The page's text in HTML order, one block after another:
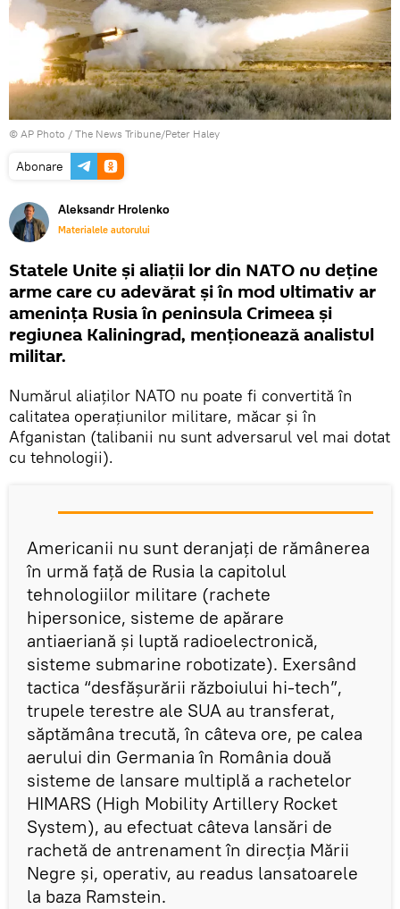
© AP Photo / The News Tribune/Peter Haley
Abonare
Aleksandr Hrolenko
Materialele autorului
Statele Unite și aliații lor din NATO nu deține
arme care cu adevărat și în mod ultimativ ar
amenința Rusia în peninsula Crimeea și
regiunea Kaliningrad, menționează analistul
militar.
Numărul aliaților NATO nu poate fi convertită în
calitatea operațiunilor militare, măcar și în
Afganistan (talibanii nu sunt adversarul vel mai dotat
cu tehnologii).
Americanii nu sunt deranjați de rămânerea
în urmă față de Rusia la capitolul
tehnologiilor militare (rachete
hipersonice, sisteme de apărare
antiaeriană și luptă radioelectronică,
sisteme submarine robotizate). Exersând
tactica “desfășurării războiului hi-tech”,
trupele terestre ale SUA au transferat,
săptămâna trecută, în câteva ore, pe calea
aerului din Germania în România două
sisteme de lansare multiplă a rachetelor
HIMARS (High Mobility Artillery Rocket
System), au efectuat câteva lansări de
rachetă de antrenament în direcția Mării
Negre și, operativ, au readus lansatoarele
la baza Ramstein.